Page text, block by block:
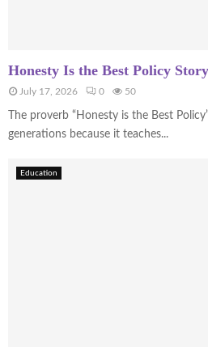
Honesty Is the Best Policy
July 17, 2026 0 50
The proverb “Honesty is the Best
generations because it teaches...
Education